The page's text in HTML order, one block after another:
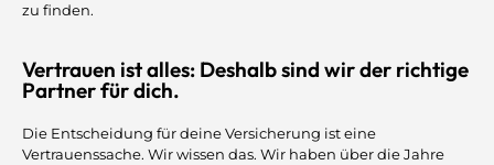
zu finden.
Vertrauen ist alles: Deshalb sind wir der richtige
Partner für dich.
Die Entscheidung für deine Versicherung ist eine
Vertrauenssache. Wir wissen das. Wir haben über die Jahre